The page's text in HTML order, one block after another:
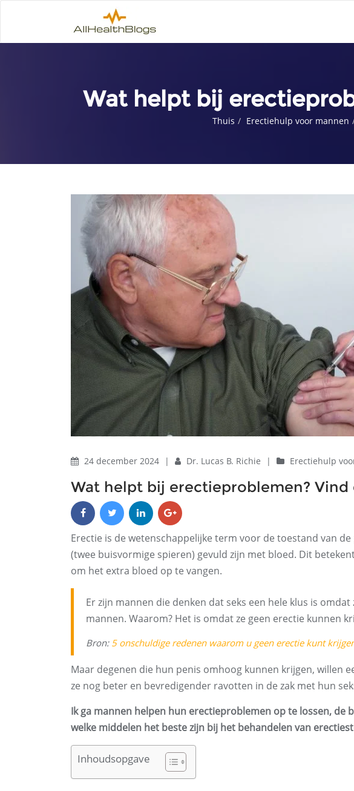
Wat helpt bij
Thuis Erectiehulp voor mannen
24 december 2024 | Dr. Lucas B. Richie | Erectiehulp
Wat helpt bij erectieproblemen?
Erectie is de wetenschappelijke term voor de toestand van
(twee buisvormige spieren) gevuld zijn met bloed. Dit
om het extra bloed op te vangen.
Er zijn mannen die denken dat seks een hele klus is
mannen. Waarom? Het is omdat ze geen erectie kunnen
Bron: 5 onschuldige redenen waarom u geen erectie kunt
Maar degenen die hun penis omhoog kunnen krijgen, willen
ze nog beter en bevredigender ravotten in de zak met hun
Ik ga mannen helpen hun erectieproblemen op te lossen,
welke middelen het beste zijn bij het behandelen van
Inhoudsopgave